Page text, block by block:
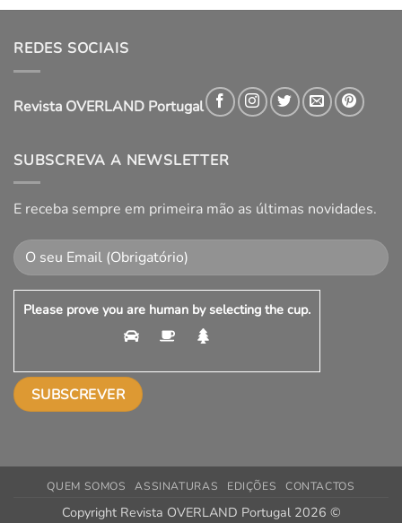
REDES SOCIAIS
Revista OVERLAND Portugal
SUBSCREVA A NEWSLETTER
E receba sempre em primeira mão as últimas novidades.
Please prove you are human by selecting the cup.
QUEM SOMOS ASSINATURAS EDIÇÕES CONTACTOS
Copyright Revista OVERLAND Portugal 2026 ©